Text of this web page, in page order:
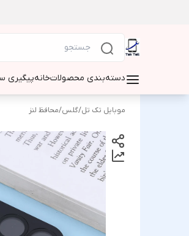
دسته‌بندی محصولاتخانهپیگیری
موبایل تک تل/گلس/محافظ لنز